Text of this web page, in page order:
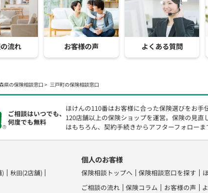
流れ お客様の声 よくある質問
県の保険相談窓口 三戸町の保険相談窓口
ご相談はいつでも、
何度でも無料
ほけんの110番はお客様に合った保険選びをお手
120店舗以上の保険ショップを運営。保険の見直
はもちろん、契約手続きからアフターフォローま
) 秋田(2店舗)
個人のお客様
保険相談トップへ 保険相談窓口を探す
ご相談の流れ
保険コラム お客様の声